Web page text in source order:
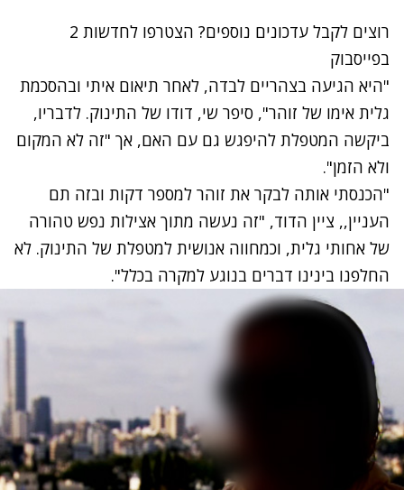
רוצים לקבל עדכונים נוספים? הצטרפו לחדשות 2
בפייסבוק
"היא הגיעה בצהריים לבדה, לאחר תיאום איתי ובהסכמת
גלית אימו של זוהר", סיפר שי, דודו של התינוק. לדבריו,
ביקשה המטפלת להיפגש גם עם האם, אך "זה לא המקום
ולא הזמן".
"הכנסתי אותה לבקר את זוהר למספר דקות ובזה תם
העניין,, ציין הדוד, "זה נעשה מתוך אצילות נפש טהורה
של אחותי גלית, וכמחווה אנושית למטפלת של התינוק. לא
החלפנו בינינו דברים בנוגע למקרה בכלל".